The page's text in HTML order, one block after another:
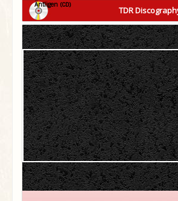
TDR
Äntligen (CD)